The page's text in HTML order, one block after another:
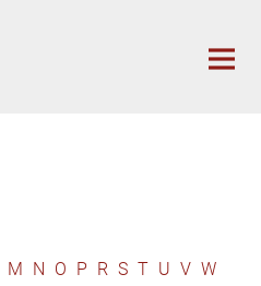
M N O P R S T U V W